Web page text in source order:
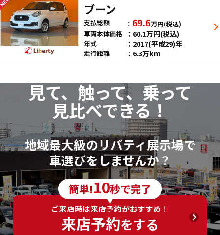
ブーン
支払総額 69.6万円(税込)
車両本体価格
60.1万円(税込)
年式 2017(平成29)年
走行距離 6.3万km
見て、触って、乗って
見比べできる！
地域最大級のリバティ展示場で
車選びをしませんか？
簡単!10秒で完了
ご来店時は来店予約がおすすめ！
来店予約をする